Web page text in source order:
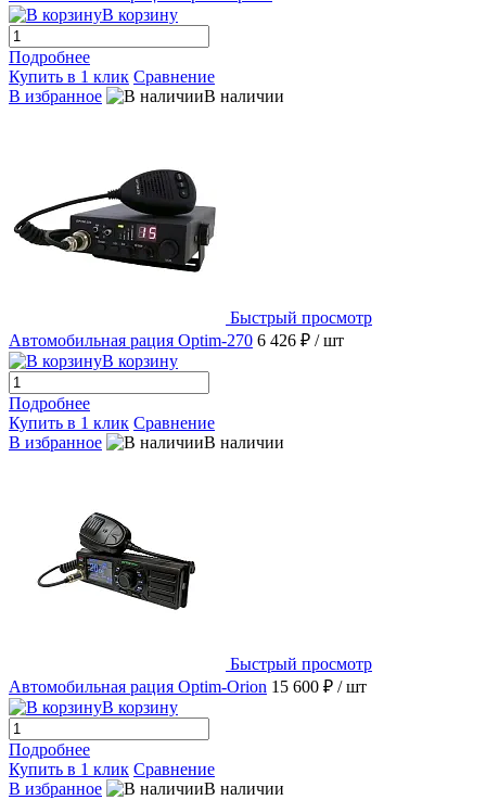
В корзину
Подробнее
Купить в 1 клик Сравнение
В избранное
В наличии
Быстрый просмотр
Автомобильная рация Optim-270 6 426 ₽ / шт
В корзину
Подробнее
Купить в 1 клик Сравнение
В избранное
В наличии
Быстрый просмотр
Автомобильная рация Optim-Orion 15 600 ₽ / шт
В корзину
Подробнее
Купить в 1 клик Сравнение
В избранное
В наличии